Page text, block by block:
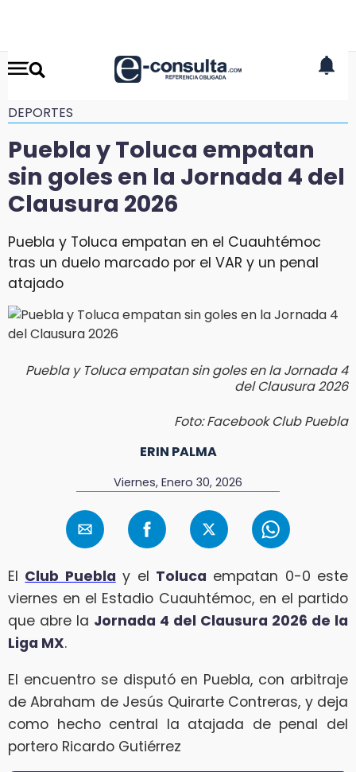
DEPORTES
Puebla y Toluca empatan
sin goles en la Jornada 4 del
Clausura 2026
Puebla y Toluca empatan en el Cuauhtémoc
tras un duelo marcado por el VAR y un penal
atajado
Puebla y Toluca empatan sin goles en la Jornada 4
del Clausura 2026
Foto: Facebook Club Puebla
ERIN PALMA
Viernes, Enero 30, 2026
El Club Puebla y el Toluca empatan 0-0 este
viernes en el Estadio Cuauhtémoc, en el partido
que abre la Jornada 4 del Clausura 2026 de la
Liga MX.
El encuentro se disputó en Puebla, con arbitraje
de Abraham de Jesús Quirarte Contreras, y deja
como hecho central la atajada de penal del
portero Ricardo Gutiérrez